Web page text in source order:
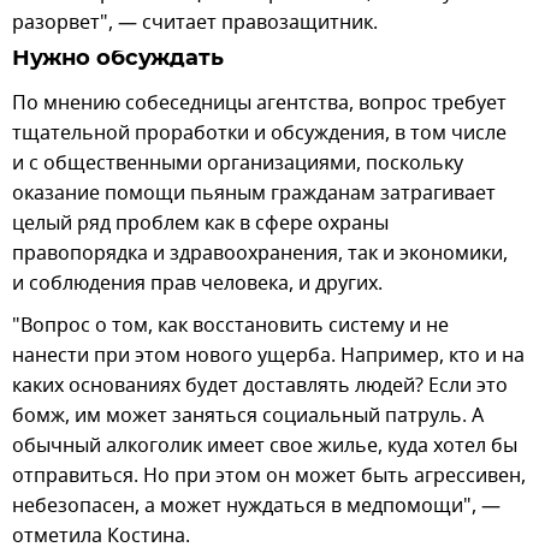
разорвет", — считает правозащитник.
Нужно обсуждать
По мнению собеседницы агентства, вопрос требует
тщательной проработки и обсуждения, в том числе
и с общественными организациями, поскольку
оказание помощи пьяным гражданам затрагивает
целый ряд проблем как в сфере охраны
правопорядка и здравоохранения, так и экономики,
и соблюдения прав человека, и других.
"Вопрос о том, как восстановить систему и не
нанести при этом нового ущерба. Например, кто и на
каких основаниях будет доставлять людей? Если это
бомж, им может заняться социальный патруль. А
обычный алкоголик имеет свое жилье, куда хотел бы
отправиться. Но при этом он может быть агрессивен,
небезопасен, а может нуждаться в медпомощи", —
отметила Костина.